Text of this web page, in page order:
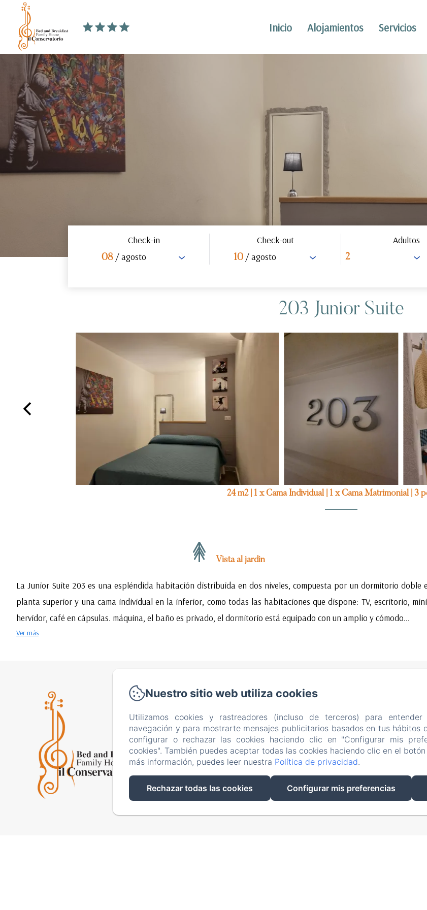
Inicio Alojamientos Servicios
Check-in
08 / agosto
Check-out
10 / agosto
Adultos
203 Junior Suite
24 m2 1 x Cama Individual 1 x Cama Matrimonial 3
Vista al jardin
La Junior Suite 203 es una espléndida habitación distribuida en dos niveles, compuesta por un dormitorio doble
planta superior y una cama individual en la inferior, como todas las habitaciones que dispone: TV, escritorio,
hervidor, café en cápsulas. máquina, el baño es privado, el dormitorio está equipado con un amplio y cómodo...
Ver más
Via S. Pietro a Maiella, 7, Napoli
info@bbilconservatorio.it
Inicio
Alojamientos Desayuno Servicios Nápoles
Contacto
Política de privacidad Información legal
Nuestro sitio web utiliza cookies
Utilizamos cookies y rastreadores (incluso de terceros) para
navegación y para mostrarte mensajes publicitarios basados en tus hábitos
configurar o rechazar las cookies haciendo clic en "Configurar mis
cookies". También puedes aceptar todas las cookies haciendo clic en el
más información, puedes leer nuestra Política de privacidad.
Rechazar todas las cookies Configurar mis preferencias